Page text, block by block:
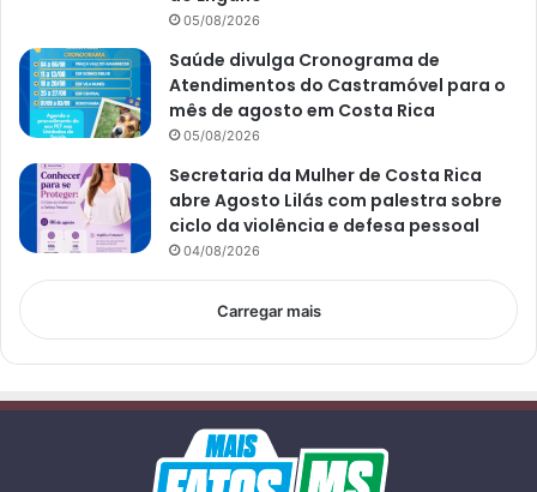
05/08/2026
Saúde divulga Cronograma de
Atendimentos do Castramóvel para o
mês de agosto em Costa Rica
05/08/2026
Secretaria da Mulher de Costa Rica
abre Agosto Lilás com palestra sobre
ciclo da violência e defesa pessoal
04/08/2026
Carregar mais